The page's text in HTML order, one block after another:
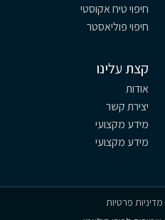
חיפוי טיח אקוסטי
חיפוי פוליאסטר
קצת עלינו
אודות
יצירת קשר
מידע מקצועי
מידע מקצועי
מדיניות פרטיות